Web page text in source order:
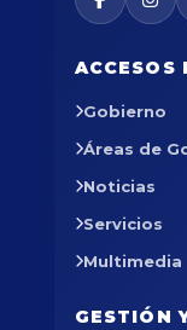
ACCESOS
Gobierno
Áreas de
Noticias
Servicios
Multimedia
GESTIÓN